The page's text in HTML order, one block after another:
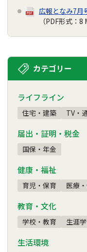
広報となみ7月
（PDF形式：8
カテゴリー
ライフライン
住宅・建築 TV・
届出・証明・税金
国保・年金
健康・福祉
育児・保育 医療
教育・文化
学校・教育 生涯
生活環境